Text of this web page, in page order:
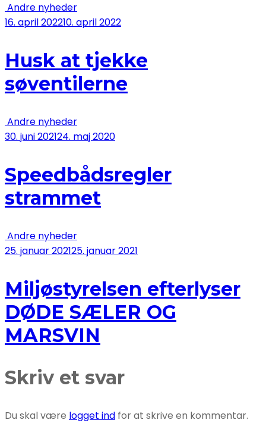
Andre nyheder
16. april 202210. april 2022
Husk at tjekke
søventilerne
Andre nyheder
30. juni 202124. maj 2020
Speedbådsregler
strammet
Andre nyheder
25. januar 202125. januar 2021
Miljøstyrelsen efterlyser
DØDE SÆLER OG
MARSVIN
Skriv et svar
Du skal være logget ind for at skrive en kommentar.